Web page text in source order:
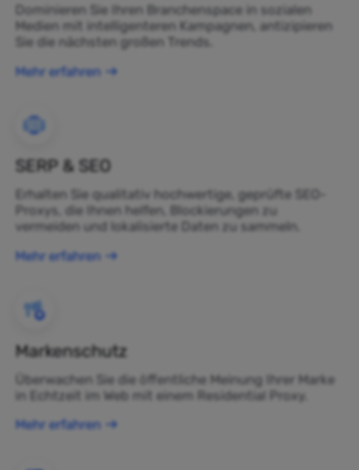
Dominieren Sie Ihren Branchenspace in sozialen
Medien mit intelligenteren Kampagnen, antizipieren
Sie die nächsten großen Trends.
Mehr erfahren
SERP & SEO
Erhalten Sie qualitativ hochwertige, geprüfte SEO-
Proxys, die Ihnen helfen, Blockierungen zu
vermeiden und lokalisierte Daten zu sammeln.
Mehr erfahren
Markenschutz
Überwachen Sie die öffentliche Meinung Ihrer Marke
in Echtzeit im Web mit einem Residential Proxy.
Mehr erfahren